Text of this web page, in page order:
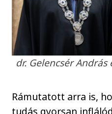
dr. Gelencsér András
Rámutatott arra is,
tudás gyorsan